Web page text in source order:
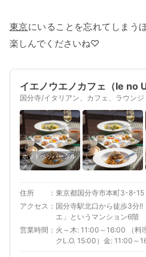
東京にいることを忘れてしまう
楽しんでくださいね♡
イエノウエノカフェ（Ie no
国分寺/イタリアン、カフェ、ラウンジ
ホットペッパーグル
メ
住所
アクセス
国分寺駅北口から徒歩3分!!
エ」というマンション6階
営業時間
火～木: 11:00～16:00 （料
クL.O. 15:00）金: 11:00～